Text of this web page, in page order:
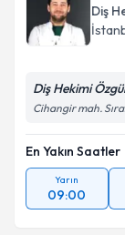
Diş
Diş Hekimi
Cihangir mah.
En Yakın Saatler
Yarın
09:00